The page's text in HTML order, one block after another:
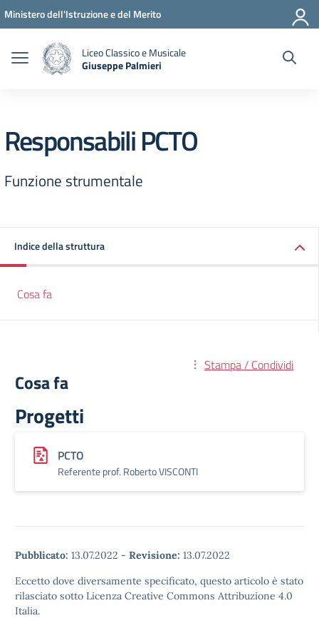
Vai ai contenuti
Vai al menu di navigazione
Vai al footer
Ministero dell'Istruzione e del Merito
Liceo Classico e Musicale
Giuseppe Palmieri
Responsabili PCTO
Funzione strumentale
Indice della struttura
Cosa fa
Stampa / Condividi
Cosa fa
Progetti
PCTO
Referente prof. Roberto VISCONTI
Pubblicato: 13.07.2022 - Revisione: 13.07.2022
Eccetto dove diversamente specificato, questo articolo è stato
rilasciato sotto Licenza Creative Commons Attribuzione 4.0
Italia.